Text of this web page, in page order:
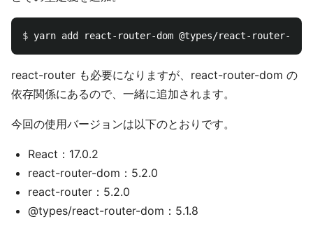
$
react-router も必要になりますが、react-router-dom の
依存関係にあるので、一緒に追加されます。
今回の使用バージョンは以下のとおりです。
React：17.0.2
react-router-dom：5.2.0
react-router：5.2.0
@types/react-router-dom：5.1.8